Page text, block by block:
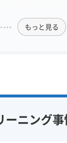
もっと見る
ニング